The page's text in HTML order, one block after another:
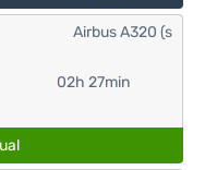
02h 27min
Airbus A320 (s